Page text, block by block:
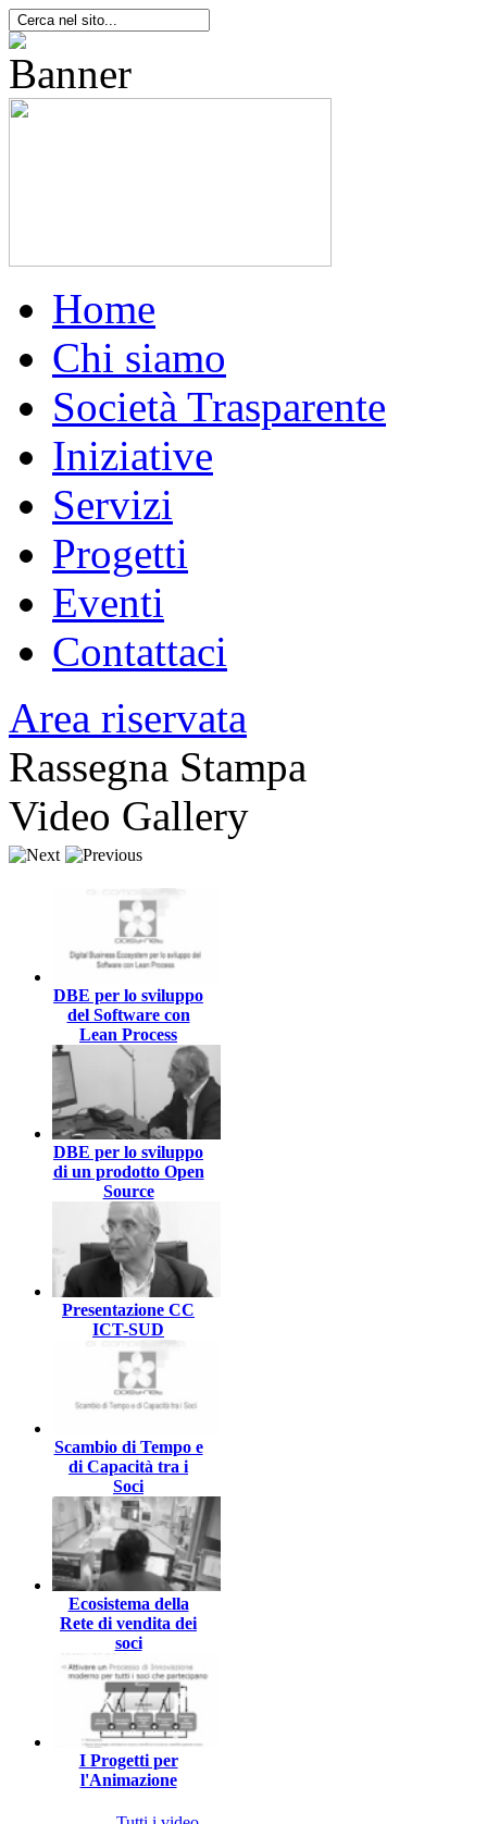
Home
Chi siamo
Società Trasparente
Iniziative
Servizi
Progetti
Eventi
Contattaci
Area riservata
Rassegna Stampa
Video Gallery
DBE per lo sviluppo
del Software con
Lean Process
DBE per lo sviluppo
di un prodotto Open
Source
Presentazione CC
ICT-SUD
Scambio di Tempo e
di Capacità tra i
Soci
Ecosistema della
Rete di vendita dei
soci
I Progetti per
l'Animazione